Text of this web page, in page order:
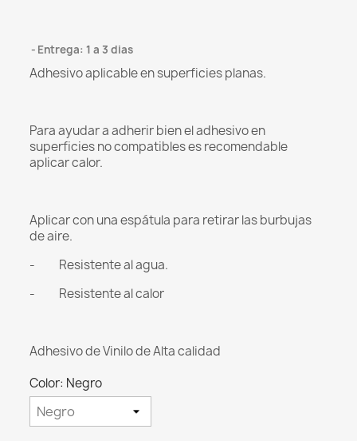
Entrega: 1 a 3 dias
Adhesivo aplicable en superficies planas.
Para ayudar a adherir bien el adhesivo en
superficies no compatibles es recomendable
aplicar calor.
Aplicar con una espátula para retirar las burbujas
de aire.
- Resistente al agua.
- Resistente al calor
Adhesivo de Vinilo de Alta calidad
Color: Negro